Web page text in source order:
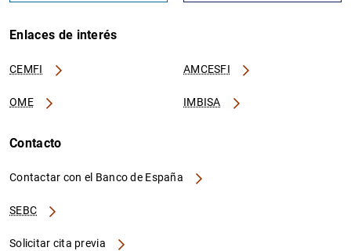
Enlaces de interés
CEMFI AMCESFI
OME IMBISA
Contacto
Contactar con el Banco de España
SEBC
Solicitar cita previa